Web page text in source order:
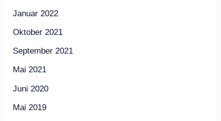
Januar 2022
Oktober 2021
September 2021
Mai 2021
Juni 2020
Mai 2019